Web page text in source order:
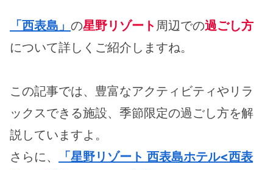
「西表島」 の星野リゾート 周辺での過ごし方
について詳しくご紹介しますね。
この記事では、豊富なアクティビティやリラ
ックスできる施設、季節限定の過ごし方を解
説していますよ。
さらに、
「星野リゾート 西表島ホテル<西表